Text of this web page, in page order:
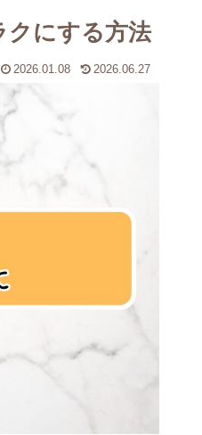
クにする方法
2026.01.08 2026.06.27